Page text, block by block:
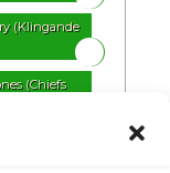
(Klingande
(Chiefs